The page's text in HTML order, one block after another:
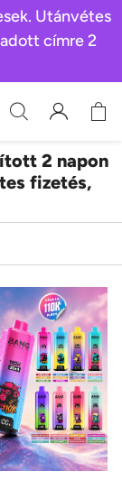
Utánvétes
címre 2
2 napon
fizetés,